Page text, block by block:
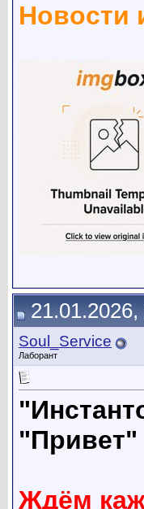
Новости
21.01.2026,
Soul_Service
Лаборант
"Привет"
Ждём